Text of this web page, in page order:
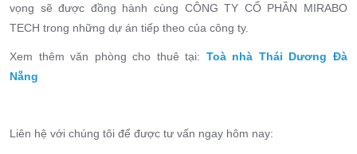
vọng sẽ được đồng hành cùng CÔNG TY CỔ PHẦN MIRABO
TECH trong những dự án tiếp theo của công ty.
Xem thêm văn phòng cho thuê tại: Toà nhà Thái Dương Đà
Nẵng
Liên hệ với chúng tôi để được tư vấn ngay hôm nay: